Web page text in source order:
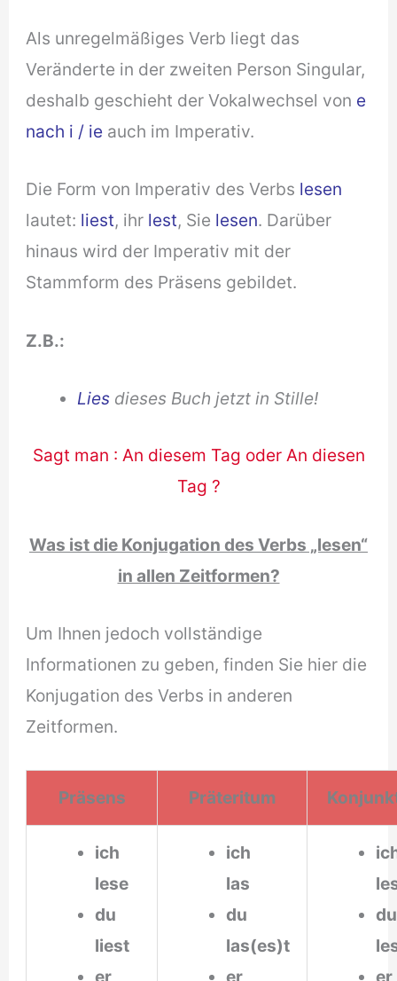
Als unregelmäßiges Verb liegt das
Veränderte in der zweiten Person Singular,
deshalb geschieht der Vokalwechsel von e
nach i / ie auch im Imperativ.
Die Form von Imperativ des Verbs lesen
lautet: liest, ihr lest, Sie lesen. Darüber
hinaus wird der Imperativ mit der
Stammform des Präsens gebildet.
Z.B.:
Liesdieses Buch jetzt in Stille!
Sagt man : An diesem Tag oder An diesen
Tag ?
Was ist die Konjugation des Verbs „lesen“
in allen Zeitformen?
Um Ihnen jedoch vollständige
Informationen zu geben, finden Sie hier die
Konjugation des Verbs in anderen
Zeitformen.
Präsens Präteritum
ich
lese
du
liest
er
ich
las
du
las(es)t
er